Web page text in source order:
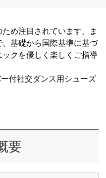
め注目されています。ま
基礎から国際基準に基づ
クを優しく楽しくご指導
付社交ダンス用シューズ
要